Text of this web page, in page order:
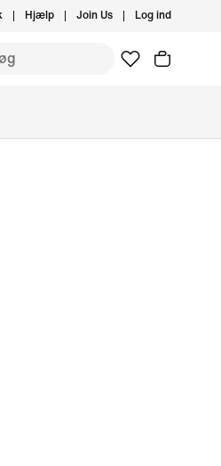
Hjælp Join Us Log ind